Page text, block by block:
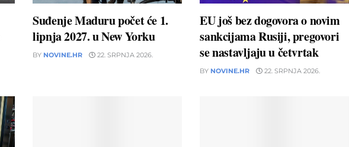
Suđenje Maduru počet će 1.
lipnja 2027. u New Yorku
BY NOVINE.HR 22. SRPNJA 2026.
EU još bez dogovora o novim
sankcijama Rusiji, pregovori
se nastavljaju u četvrtak
BY NOVINE.HR 22. SRPNJA 2026.